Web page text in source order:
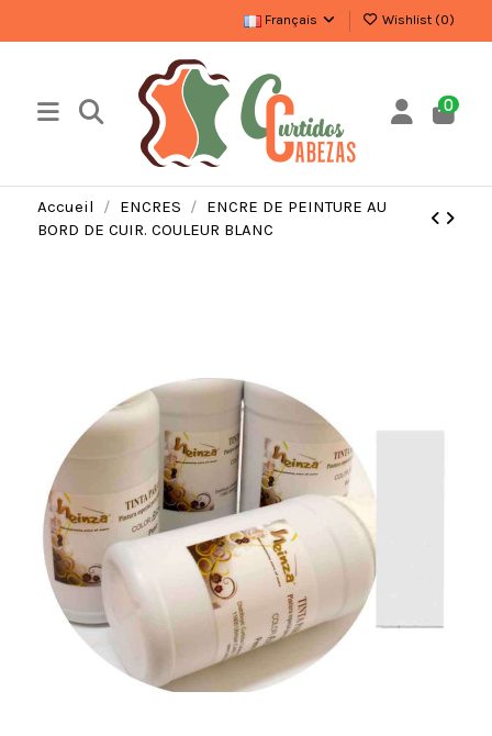
Français Wishlist (0)
0
Accueil ENCRES
ENCRE DE PEINTURE AU
BORD DE CUIR. COULEUR BLANC